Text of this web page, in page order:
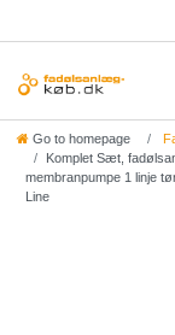
Go to homepage
Komplet Sæt,
membranpumpe 1 linje
Line